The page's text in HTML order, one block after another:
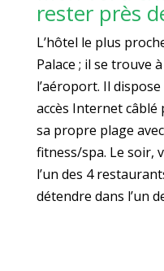
rester près
L’hôtel le plus
Palace ; il se trouve
l’aéroport. Il
accès Internet câblé
sa propre plage
fitness/spa. Le soir,
l’un des 4
détendre dans l’un